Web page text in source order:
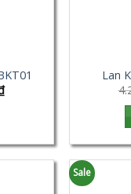
Lan
Sale